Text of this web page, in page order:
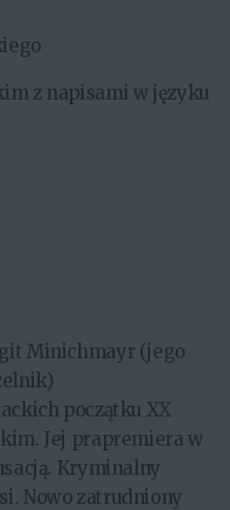
z napisami w języku
Minichmayr (jego
początku XX
Jej prapremiera w
Kryminalny
Nowo zatrudniony